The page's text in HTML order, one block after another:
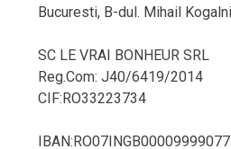
Bucuresti, B-dul. Mihail
SC LE VRAI BONHEUR SRL
Reg.Com: J40/6419/2014
CIF:RO33223734